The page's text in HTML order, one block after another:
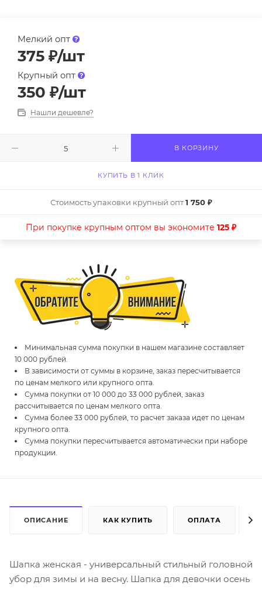
Мелкий опт
375 ₽/шт
Крупный опт
350 ₽/шт
Нашли дешевле?
В КОРЗИНУ
КУПИТЬ В 1 КЛИК
Стоимость упаковки крупный опт1 750 ₽
При покупке крупным оптом вы экономите 125 ₽
Минимальная сумма покупки в нашем магазине составляет
10 000 рублей.
В зависимости от суммы в корзине, заказ пересчитывается
по ценам мелкого или крупного опта.
Сумма покупки от 10 000 до 33 000 рублей, заказ
рассчитывается по ценам мелкого опта.
Сумма более 33 000 рублей, то расчет заказа идет по ценам
крупного опта.
Сумма покупки пересчитывается автоматически при наборе
продукции.
ОПИСАНИЕ КАК КУПИТЬ ОПЛАТА
Шапка женская - универсальный стильный головной
убор для зимы и на весну. Шапка для девочки осень